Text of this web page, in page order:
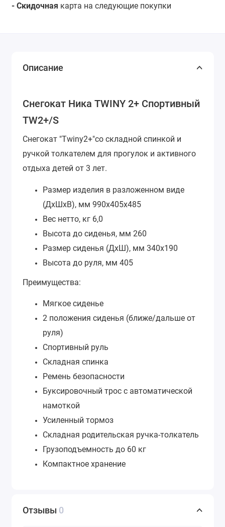
- Скидочная карта на следующие покупки
Описание
Снегокат Ника TWINY 2+ Спортивный
TW2+/S
Снегокат "Twiny2+"со складной спинкой и
ручкой толкателем для прогулок и активного
отдыха детей от 3 лет.
Размер изделия в разложенном виде
(ДхШхВ), мм 990х405х485
Вес нетто, кг 6,0
Высота до сиденья, мм 260
Размер сиденья (ДхШ), мм 340х190
Высота до руля, мм 405
Преимущества:
Мягкое сиденье
2 положения сиденья (ближе/дальше от
руля)
Спортивный руль
Складная спинка
Ремень безопасности
Буксировочный трос с автоматической
намоткой
Усиленный тормоз
Складная родительская ручка-толкатель
Грузоподъемность до 60 кг
Компактное хранение
Отзывы 0